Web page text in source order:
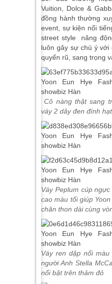
Vuition, Dolce &
đồng hành thường
event, sự kiện nổi
street style năng
luôn gây sự chú ý
quyến rũ, sang trọng
Cô nàng thật sang
váy 2 dây đen đính
Váy Peplum cúp
cao màu tối giúp
chân thon dài cùng
Váy ren dập nổi
người Anh Stella
nổi bật trên thảm đỏ